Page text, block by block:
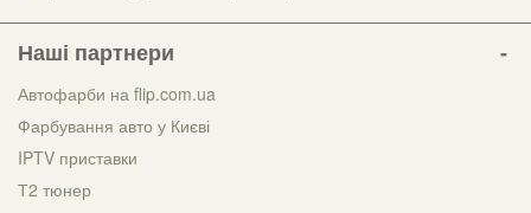
Наші партнери
Автофарби на flip.com.ua
Фарбування авто у Києві
IPTV приставки
Т2 тюнер